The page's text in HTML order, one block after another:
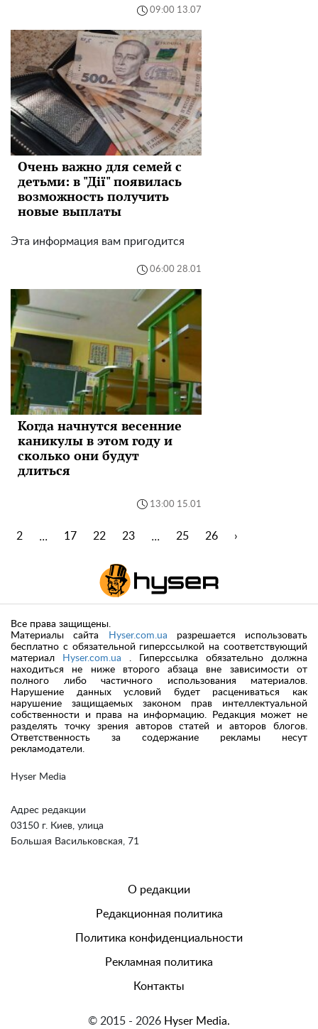
09:00 13.07
Очень важно для семей с
детьми: в "Дії" появилась
возможность получить
новые выплаты
Эта информация вам пригодится
06:00 28.01
Когда начнутся весенние
каникулы в этом году и
сколько они будут
длиться
13:00 15.01
2 ... 17 22 23 ... 25 26 ›
Hyser Media
Адрес редакции
03150 г. Киев, улица
Большая Васильковская, 71
Все права защищены.
Материалы сайта
Hyser.com.ua разрешается использовать
бесплатно с обязательной гиперссылкой на соответствующий
материал
Hyser.com.ua . Гиперссылка обязательно должна
находиться не ниже второго абзаца вне зависимости от
полного либо частичного использования материалов.
Нарушение данных условий будет расцениваться как
нарушение защищаемых законом прав интеллектуальной
собственности и права на информацию. Редакция может не
разделять точку зрения авторов статей и авторов блогов.
Ответственность за содержание рекламы несут
рекламодатели.
О редакции
Редакционная политика
Политика конфиденциальности
Рекламная политика
Контакты
© 2015 - 2026 Hyser Media.